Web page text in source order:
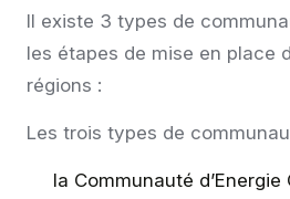
Il existe 3 types de
les étapes de mise en place
régions :
Les trois types de
la Communauté d’Energie